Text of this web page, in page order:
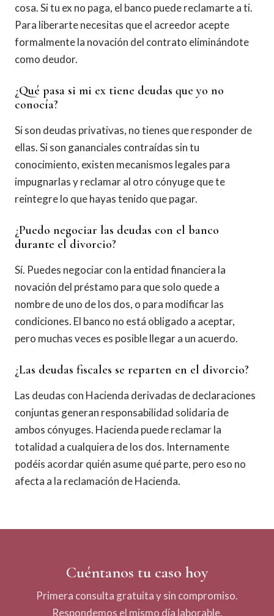
cosa. Si tu ex no paga, el banco puede reclamarte a ti.
Para liberarte necesitas que el acreedor acepte
formalmente la novación del contrato eliminándote
como deudor.
¿Qué pasa si mi ex tiene deudas que yo no
conocía?
Si son deudas privativas, no tienes que responder de
ellas. Si son gananciales contraídas sin tu
conocimiento, existen mecanismos legales para
impugnarlas y reclamar al otro cónyuge que te
reintegre lo que hayas tenido que pagar.
¿Puedo negociar las deudas con el banco
durante el divorcio?
Sí. Puedes negociar con la entidad financiera la
novación del préstamo para que solo quede a
nombre de uno de los dos, o para modificar las
condiciones. El banco no está obligado a aceptar,
pero muchas veces es posible llegar a un acuerdo.
¿Las deudas fiscales se reparten en el divorcio?
Las deudas con Hacienda derivadas de declaraciones
conjuntas generan responsabilidad solidaria de
ambos cónyuges. Hacienda puede reclamar la
totalidad a cualquiera de los dos. Internamente
podéis acordar quién asume qué parte, pero eso no
afecta a la reclamación de Hacienda.
Cuéntanos tu caso hoy
Primera consulta gratuita y sin compromiso.
Respondemos el mismo día laborable.